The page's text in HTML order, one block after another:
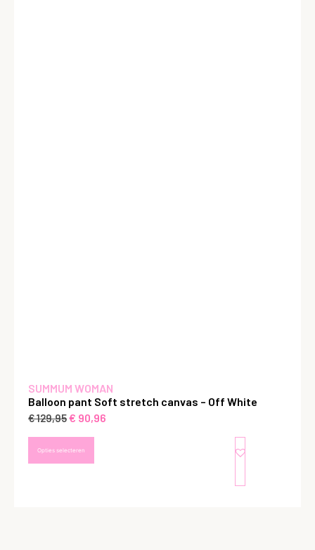
SUMMUM WOMAN
Balloon pant Soft stretch canvas – Off White
€129,95€ 90,96
Opties selecteren